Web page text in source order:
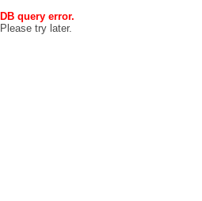
DB query error.
Please try later.